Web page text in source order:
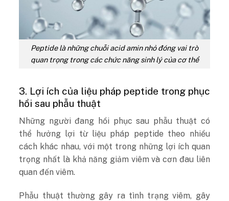
Peptide là những chuỗi acid amin nhỏ đóng vai trò
quan trọng trong các chức năng sinh lý của cơ thể
3. Lợi ích của liệu pháp peptide trong phục
hồi sau phẫu thuật
Những người đang hồi phục sau phẫu thuật có
thể hưởng lợi từ liệu pháp peptide theo nhiều
cách khác nhau, với một trong những lợi ích quan
trọng nhất là khả năng giảm viêm và cơn đau liên
quan đến viêm.
Phẫu thuật thường gây ra tình trạng viêm, gây